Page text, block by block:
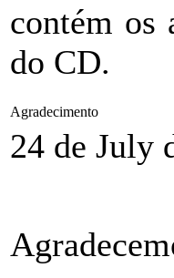
contém os
do CD.
Agradecimento
24 de July